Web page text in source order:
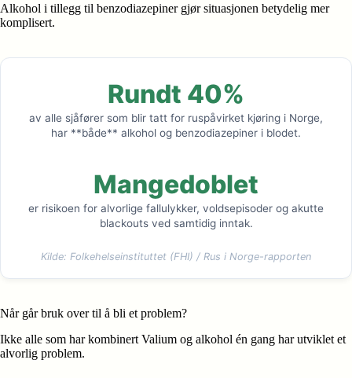
Alkohol i tillegg til benzodiazepiner gjør situasjonen betydelig mer
komplisert.
Rundt 40%
av alle sjåfører som blir tatt for ruspåvirket kjøring i Norge,
har **både** alkohol og benzodiazepiner i blodet.
Mangedoblet
er risikoen for alvorlige fallulykker, voldsepisoder og akutte
blackouts ved samtidig inntak.
Kilde: Folkehelseinstituttet (FHI) / Rus i Norge-rapporten
Når går bruk over til å bli et problem?
Ikke alle som har kombinert Valium og alkohol én gang har utviklet et
alvorlig problem.